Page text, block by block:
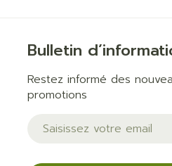
Bulletin
Restez informé des
promotions
Adresse mail